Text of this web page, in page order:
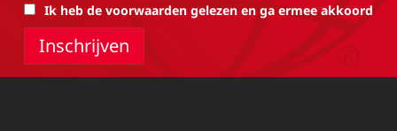
Ik heb de voorwaarden gelezen en ga ermee akkoord